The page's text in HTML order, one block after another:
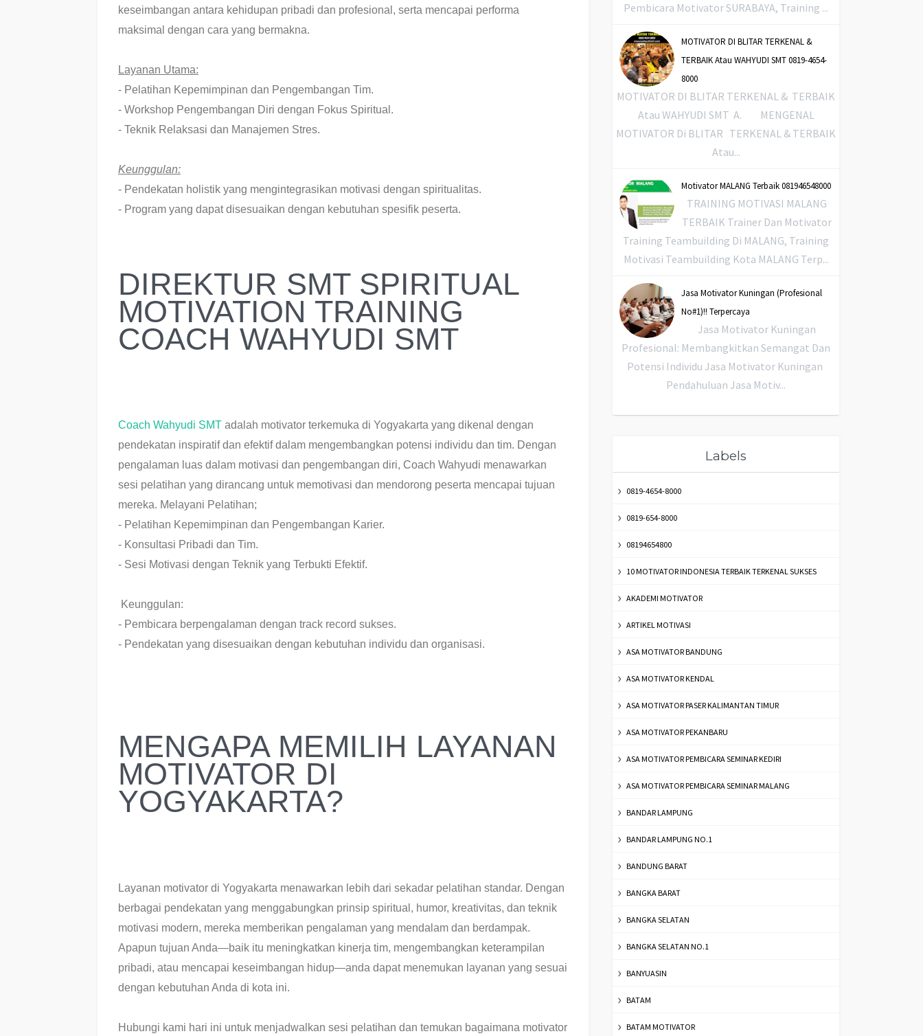
keseimbangan antara kehidupan pribadi dan profesional, serta mencapai performa
maksimal dengan cara yang bermakna.
Layanan Utama:
- Pelatihan Kepemimpinan dan Pengembangan Tim.
- Workshop Pengembangan Diri dengan Fokus Spiritual.
- Teknik Relaksasi dan Manajemen Stres.
Keunggulan:
- Pendekatan holistik yang mengintegrasikan motivasi dengan spiritualitas.
- Program yang dapat disesuaikan dengan kebutuhan spesifik peserta.
DIREKTUR SMT SPIRITUAL
MOTIVATION TRAINING
COACH WAHYUDI SMT
Coach Wahyudi SMT adalah motivator terkemuka di Yogyakarta yang dikenal dengan
pendekatan inspiratif dan efektif dalam mengembangkan potensi individu dan tim. Dengan
pengalaman luas dalam motivasi dan pengembangan diri, Coach Wahyudi menawarkan
sesi pelatihan yang dirancang untuk memotivasi dan mendorong peserta mencapai tujuan
mereka. Melayani Pelatihan;
- Pelatihan Kepemimpinan dan Pengembangan Karier.
- Konsultasi Pribadi dan Tim.
- Sesi Motivasi dengan Teknik yang Terbukti Efektif.
Keunggulan:
- Pembicara berpengalaman dengan track record sukses.
- Pendekatan yang disesuaikan dengan kebutuhan individu dan organisasi.
MENGAPA MEMILIH LAYANAN
MOTIVATOR DI
YOGYAKARTA?
Layanan motivator di Yogyakarta menawarkan lebih dari sekadar pelatihan standar. Dengan
berbagai pendekatan yang menggabungkan prinsip spiritual, humor, kreativitas, dan teknik
motivasi modern, mereka memberikan pengalaman yang mendalam dan berdampak.
Apapun tujuan Anda—baik itu meningkatkan kinerja tim, mengembangkan keterampilan
pribadi, atau mencapai keseimbangan hidup—anda dapat menemukan layanan yang sesuai
dengan kebutuhan Anda di kota ini.
Hubungi kami hari ini untuk menjadwalkan sesi pelatihan dan temukan bagaimana motivator
Pembicara Motivator SURABAYA, Training ...
MOTIVATOR DI BLITAR TERKENAL &
TERBAIK Atau WAHYUDI SMT 0819-4654-
8000
MOTIVATOR DI BLITAR TERKENAL & TERBAIK
Atau WAHYUDI SMT A. MENGENAL
MOTIVATOR Di BLITAR TERKENAL & TERBAIK
Atau...
Motivator MALANG Terbaik 081946548000
TRAINING MOTIVASI MALANG
TERBAIK Trainer Dan Motivator
Training Teambuilding Di MALANG, Training
Motivasi Teambuilding Kota MALANG Terp...
Jasa Motivator Kuningan (Profesional
No#1)!! Terpercaya
Jasa Motivator Kuningan
Profesional: Membangkitkan Semangat Dan
Potensi Individu Jasa Motivator Kuningan
Pendahuluan Jasa Motiv...
Labels
0819-4654-8000
0819-654-8000
08194654800
10 MOTIVATOR INDONESIA TERBAIK TERKENAL SUKSES
AKADEMI MOTIVATOR
ARTIKEL MOTIVASI
ASA MOTIVATOR BANDUNG
ASA MOTIVATOR KENDAL
ASA MOTIVATOR PASER KALIMANTAN TIMUR
ASA MOTIVATOR PEKANBARU
ASA MOTIVATOR PEMBICARA SEMINAR KEDIRI
ASA MOTIVATOR PEMBICARA SEMINAR MALANG
BANDAR LAMPUNG
BANDAR LAMPUNG NO.1
BANDUNG BARAT
BANGKA BARAT
BANGKA SELATAN
BANGKA SELATAN NO.1
BANYUASIN
BATAM
BATAM MOTIVATOR